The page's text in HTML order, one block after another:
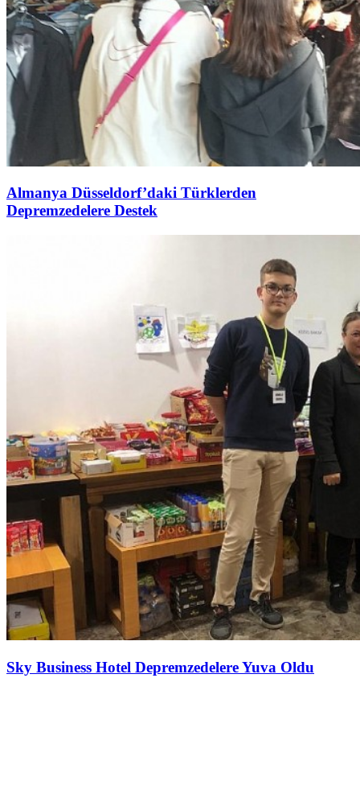
Almanya Düsseldorf’daki Türklerden
Depremzedelere Destek
Sky Business Hotel Depremzedelere Yuva Oldu